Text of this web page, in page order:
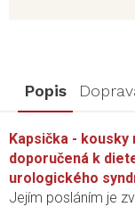
Popis
Kapsička -
doporučená k
urologického
Jejím posláním je